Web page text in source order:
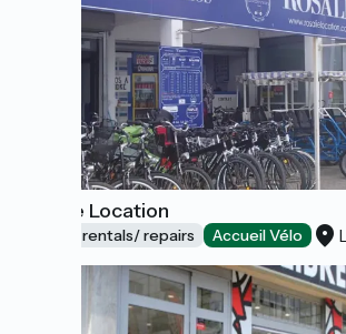
Rosalie Location
Bicycle rentals/ repairs Accueil Vélo